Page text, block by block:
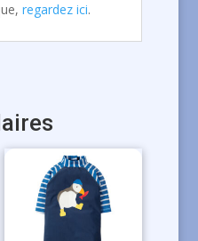
regardez ici.